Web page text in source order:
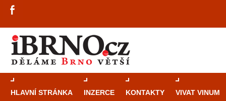
HLAVNÍ STRÁNKA INZERCE KONTAKTY VIVAT VINUM